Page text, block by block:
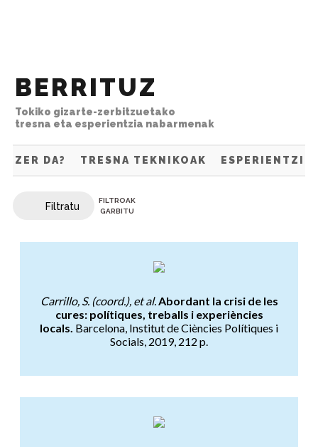
BERRITUZ
Tokiko gizarte-zerbitzuetako
tresna eta esperientzia nabarmenak
ZER DA? TRESNA TEKNIKOAK
Liburutegia
Filtratu
FILTROAK
GARBITU
Carrillo, S. (coord.), et al.Abordant la crisi de les
cures: polítiques, treballs i experiències
locals. Barcelona, Institut de Ciències Polítiques i
Socials, 2019, 212 p.